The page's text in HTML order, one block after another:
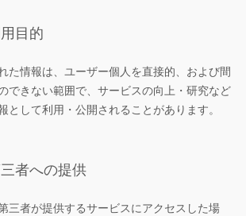
目的
た情報は、ユーザー個人を直接的、および間
できない範囲で、サービスの向上・研究など
として利用・公開されることがあります。
者への提供
三者が提供するサービスにアクセスした場